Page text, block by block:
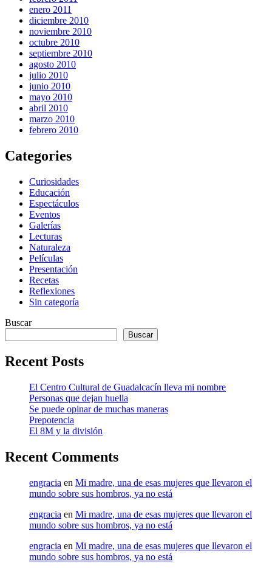
enero 2011
diciembre 2010
noviembre 2010
octubre 2010
septiembre 2010
agosto 2010
julio 2010
junio 2010
mayo 2010
abril 2010
marzo 2010
febrero 2010
Categories
Curiosidades
Educación
Espectáculos
Eventos
Galerías
Lecturas
Naturaleza
Películas
Presentación
Recetas
Reflexiones
Sin categoría
Buscar
Buscar
Recent Posts
El Centro Cultural de Guadalcacín lleva mi nombre
Personas que dejan huella
Se puede opinar de muchas maneras
Prepotencia
El 8M y la división
Recent Comments
engracia en Mi madre, una de esas mujeres que llevaron el
mundo sobre sus hombros, ya no está
engracia en Mi madre, una de esas mujeres que llevaron el
mundo sobre sus hombros, ya no está
engracia en Mi madre, una de esas mujeres que llevaron el
mundo sobre sus hombros, ya no está